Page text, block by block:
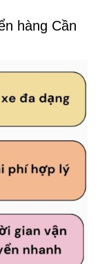
hàng Cần